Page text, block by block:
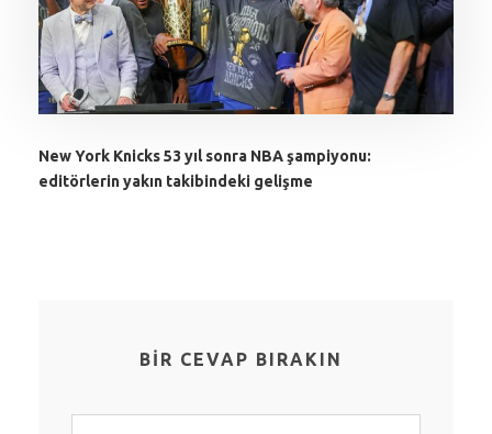
New York Knicks 53 yıl sonra NBA şampiyonu:
editörlerin yakın takibindeki gelişme
BIR CEVAP BIRAKIN